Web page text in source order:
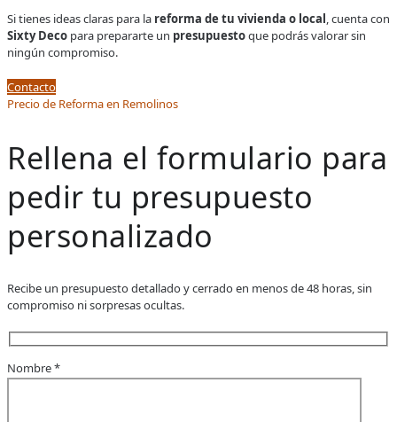
Si tienes ideas claras para la reforma de tu vivienda o local , cuenta con
Sixty Deco para prepararte un presupuestoque podrás valorar sin
ningún compromiso.
Contacto
Precio de Reforma en Remolinos
Rellena el formulario para
pedir tu presupuesto
personalizado
Recibe un presupuesto detallado y cerrado en menos de 48 horas, sin
compromiso ni sorpresas ocultas.
Nombre *